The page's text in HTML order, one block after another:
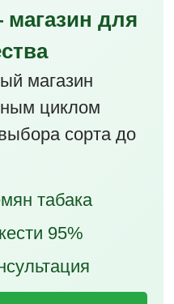
для
магазин
циклом
сорта до
табака
95%